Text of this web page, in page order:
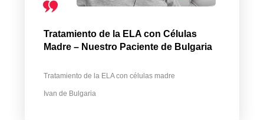
Tratamiento de la ELA con Células
Madre – Nuestro Paciente de Bulgaria
Tratamiento de la ELA con células madre
Ivan de Bulgaria